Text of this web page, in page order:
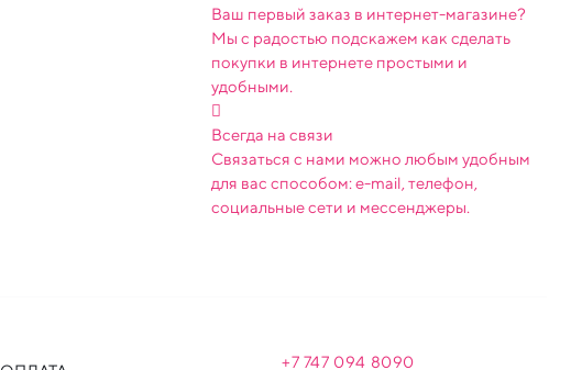
Ваш первый заказ в интернет-магазине?
Мы с радостью подскажем как сделать
покупки в интернете простыми и
удобными.
Всегда на связи
Связаться с нами можно любым удобным
для вас способом: e-mail, телефон,
социальные сети и мессенджеры.
+7 747 094 8090